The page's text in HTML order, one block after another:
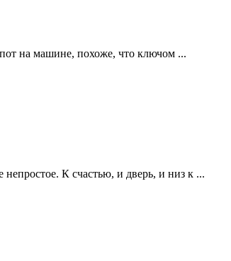
на машине, похоже, что ключом ...
К счастью, и дверь, и низ к ...